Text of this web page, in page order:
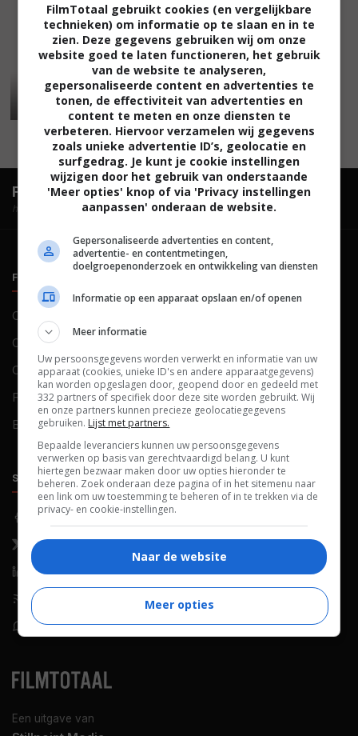
FilmTotaal.Hét online filmoverzicht.
hosted by
Een uitgave van
FILMTOTAAL
Contact
Over ons
Colofon
FAQ
Blog
Cookies
Cookievoorkeuren
SOCIALS
Facebook
X (Twitter)
LinkedIn
RSS-feed
WhatsApp
ONTDEKKEN
Nieuws
Netflix
Films op tv
Bioscoop
FilmTotaal gebruikt cookies (en vergelijkbare
technieken) om informatie op te slaan en in te
zien. Deze gegevens gebruiken wij om onze
website goed te laten functioneren, het gebruik
van de website te analyseren,
gepersonaliseerde content en advertenties te
tonen, de effectiviteit van advertenties en
content te meten en onze diensten te
verbeteren. Hiervoor verzamelen wij gegevens
zoals unieke advertentie ID’s, geolocatie en
surfgedrag. Je kunt je cookie instellingen
wijzigen door het gebruik van onderstaande
'Meer opties' knop of via 'Privacy instellingen
aanpassen' onderaan de website.
Gepersonaliseerde advertenties en content,
advertentie- en contentmetingen,
doelgroepenonderzoek en ontwikkeling van diensten
Informatie op een apparaat opslaan en/of openen
Meer informatie
Uw persoonsgegevens worden verwerkt en informatie van uw
apparaat (cookies, unieke ID's en andere apparaatgegevens)
kan worden opgeslagen door, geopend door en gedeeld met
332 partners of specifiek door deze site worden gebruikt. Wij
en onze partners kunnen precieze geolocatiegegevens
gebruiken. Lijst met partners.
Bepaalde leveranciers kunnen uw persoonsgegevens
verwerken op basis van gerechtvaardigd belang. U kunt
hiertegen bezwaar maken door uw opties hieronder te
beheren. Zoek onderaan deze pagina of in het sitemenu naar
een link om uw toestemming te beheren of in te trekken via de
privacy- en cookie-instellingen.
Naar de website
Meer opties